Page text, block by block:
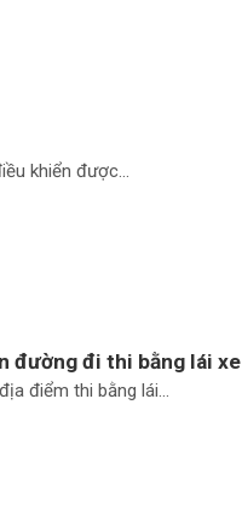
khiển được...
đường đi thi bằng lái xe
điểm thi bằng lái...